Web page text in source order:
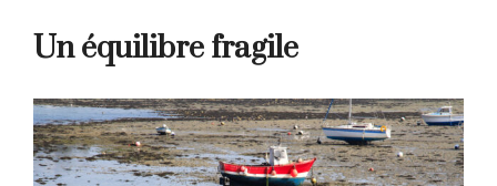
Un équilibre fragile